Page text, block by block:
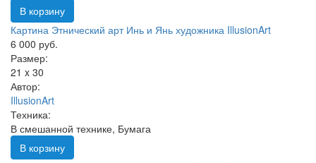
В корзину
Картина Этнический арт Инь и Янь художника IllusionArt
6 000 руб.
Размер:
21 x 30
Автор:
IllusionArt
Техника:
В смешанной технике, Бумага
В корзину